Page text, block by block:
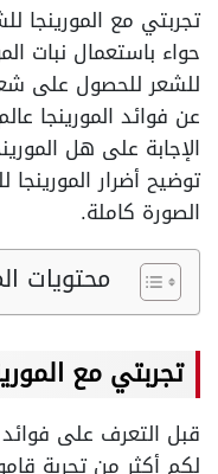
تجربتي مع المورينجا
حواء باستعمال نبات
للشعر للحصول على
عن فوائد المورينجا
الإجابة على هل
توضيح أضرار
الصورة كاملة.
محتويات
تجربتي مع
قبل التعرف على فوائد
لكم أكثر من تجربة